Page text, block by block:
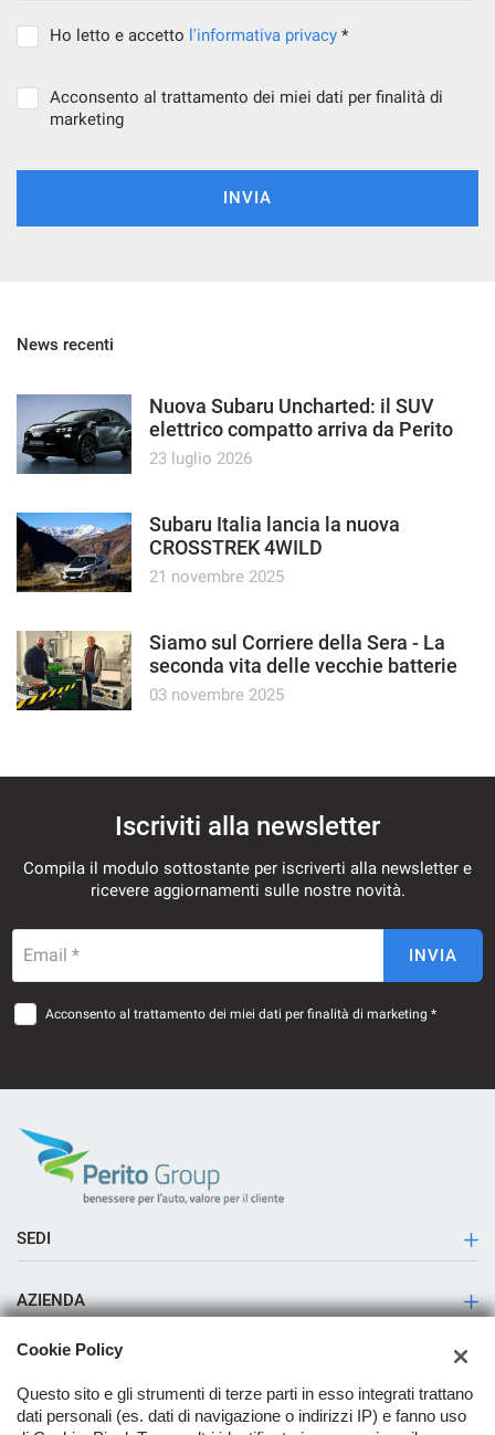
Ho letto e accetto l'informativa privacy *
Acconsento al trattamento dei miei dati per finalità di
marketing
INVIA
News recenti
Nuova Subaru Uncharted: il SUV
elettrico compatto arriva da Perito
Group
23 luglio 2026
Subaru Italia lancia la nuova
CROSSTREK 4WILD
21 novembre 2025
Siamo sul Corriere della Sera - La
seconda vita delle vecchie batterie
elettriche per auto
03 novembre 2025
Iscriviti alla newsletter
Compila il modulo sottostante per iscriverti alla newsletter e
ricevere aggiornamenti sulle nostre novità.
Email * INVIA
Acconsento al trattamento dei miei dati per finalità di marketing *
SEDI
AZIENDA
Storia
Contatti
Servizio Pick up & Delivery
Cookie Policy
Questo sito e gli strumenti di terze parti in esso integrati trattano
dati personali (es. dati di navigazione o indirizzi IP) e fanno uso